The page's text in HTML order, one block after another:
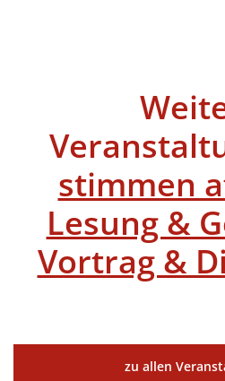
stimmen
Lesung &
Vortrag &
zu allen